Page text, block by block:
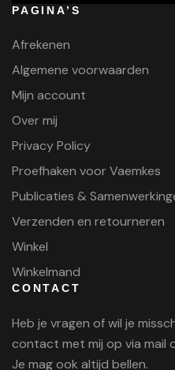
PAGINA’S
Afrekenen
Algemene voorwaarden
Mijn account
Over mij
Privacy Policy
Proefhaken voor Vaemkes
Publicaties &
Verzenden en retourneren
Winkel
Winkelmand
CONTACT
Heb je vragen of wil je
contact met mij op via mail
Je mag ook altijd bellen.